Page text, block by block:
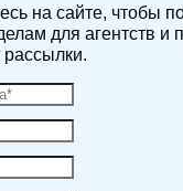
на сайте, чтобы
для агентств и